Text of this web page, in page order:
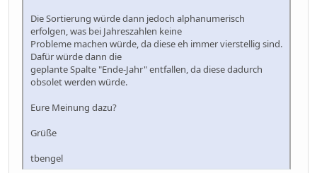
Die Sortierung würde dann jedoch alphanumerisch
erfolgen, was bei Jahreszahlen keine
Probleme machen würde, da diese eh immer vierstellig sind.
Dafür würde dann die
geplante Spalte "Ende-Jahr" entfallen, da diese dadurch
obsolet werden würde.
Eure Meinung dazu?
Grüße
tbengel